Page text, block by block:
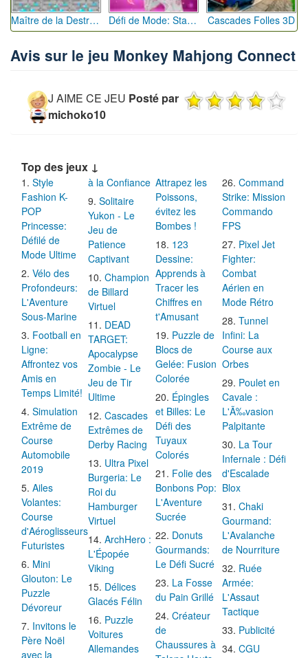
Maître de la Destruction: Fusion de Pioches Défi de Mode: Star du Podium Cascades Folles 3D
Avis sur le jeu Monkey Mahjong Connect
J AIME CE JEU Posté par
michoko10
Top des jeux ↓
Style
Fashion K-
POP
Princesse:
Défilé de
Mode Ultime
Vélo des
Profondeurs:
L'Aventure
Sous-Marine
Football en
Ligne:
Affrontez vos
Amis en
Temps Limité!
Simulation
Extrême de
Course
Automobile
2019
Ailes
Volantes:
Course
d'Aéroglisseurs
Futuristes
Mini
Glouton: Le
Puzzle
Dévoreur
Invitons le
Père Noël
avec la
à la Confiance
Solitaire
Yukon - Le
Jeu de
Patience
Captivant
Champion
de Billard
Virtuel
DEAD
TARGET:
Apocalypse
Zombie - Le
Jeu de Tir
Ultime
Cascades
Extrêmes de
Derby Racing
Ultra Pixel
Burgeria: Le
Roi du
Hamburger
Virtuel
ArchHero :
L'Épopée
Viking
Délices
Glacés Félin
Puzzle
Voitures
Allemandes
Attrapez les
Poissons,
évitez les
Bombes !
123
Dessine:
Apprends à
Tracer les
Chiffres en
t'Amusant
Puzzle de
Blocs de
Gelée: Fusion
Colorée
Épingles
et Billes: Le
Défi des
Tuyaux
Colorés
Folie des
Bonbons Pop:
L'Aventure
Sucrée
Donuts
Gourmands:
Le Défi Sucré
La Fosse
du Pain Grillé
Créateur
de
Chaussures à
Command
Strike: Mission
Commando
FPS
Pixel Jet
Fighter:
Combat
Aérien en
Mode Rétro
Tunnel
Infini: La
Course aux
Orbes
Poulet en
Cavale :
L'Ã‰vasion
Palpitante
La Tour
Infernale : Défi
d'Escalade
Blox
Chaki
Gourmand:
L'Avalanche
de Nourriture
Ruée
Armée:
L'Assaut
Tactique
Publicité
CGU